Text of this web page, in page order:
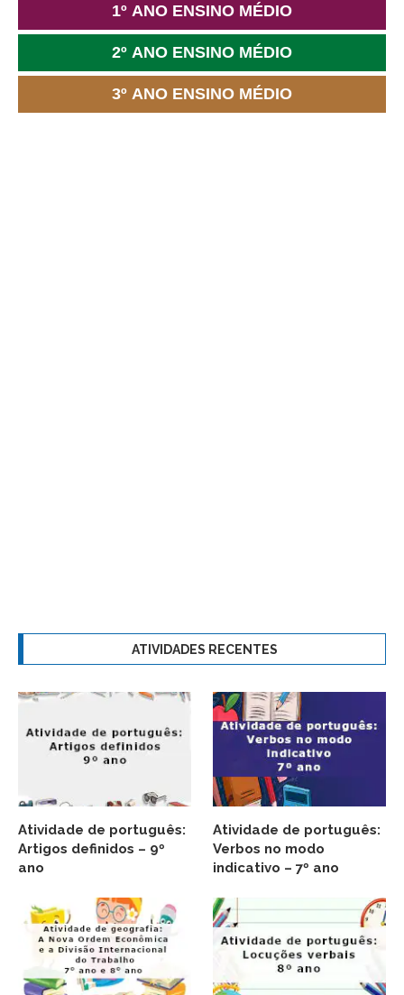
1º ANO ENSINO MÉDIO
2º ANO ENSINO MÉDIO
3º ANO ENSINO MÉDIO
ATIVIDADES RECENTES
Atividade de português:
Artigos definidos – 9º
ano
Atividade de português:
Verbos no modo
indicativo – 7º ano